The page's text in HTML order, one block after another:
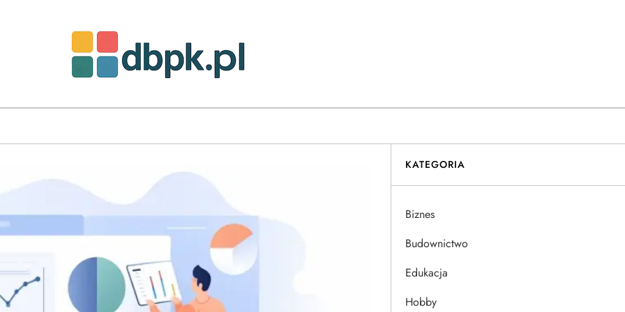
KATEGORIA
Biznes
Budownictwo
Edukacja
Hobby